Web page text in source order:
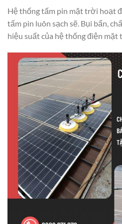
Hệ thống tấm pin mặt trời hoạt
tấm pin luôn sạch sẽ. Bụi bẩn,
hiệu suất của hệ thống điện mặt